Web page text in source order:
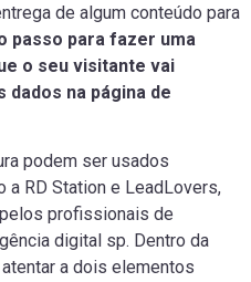
de algum conteúdo para
passo para fazer uma
o seu visitante vai
na página de
podem ser usados
a RD Station e LeadLovers,
profissionais de
digital sp. Dentro da
a dois elementos